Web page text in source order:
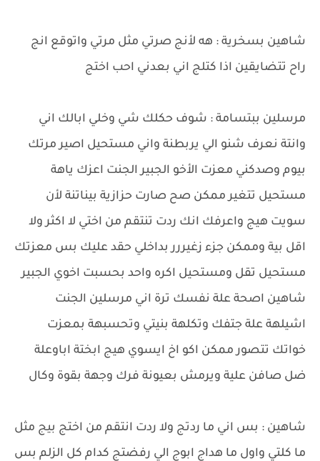
شاهين بسخرية : هه لأنج صرتي مثل مرتي واتوقع انج
راح تتضايقين اذا كتلج اني بعدني احب اختج
مرسلين ببتسامة : شوف حكلك شي وخلي ابالك اني
وانتة نعرف شنو الي يربطنة واني مستحيل اصير مرتك
بيوم وصدكني معزت الأخو الجبير الجنت اعزك ياهة
مستحيل تتغير ممكن صح صارت حزازية بيناتنة لأن
سويت هيج واعرفك انك ردت تنتقم من اختي لا اكثر ولا
اقل بية وممكن جزء زغيررر بداخلي حقد عليك بس معزتك
مستحيل تقل ومستحيل اكره واحد بحسبت اخوي الجبير
شاهين اصحة علة نفسك ترة اني مرسلين الجنت
اشيلهة علة جتفك وتكلهة بنيتي وتحسبهة بمعزت
خواتك تتصور ممكن اكو اخ ايسوي هيج ابختة اباوعلة
ضل صافن علية ويرمش بعيونة فرك وجهة بقوة وكال
شاهين : بس اني ما ردتج ولا ردت انتقم من اختج بيج مثل
ما كلتي واول ما هداج ابوج الي رفضتج كدام كل الزلم بس